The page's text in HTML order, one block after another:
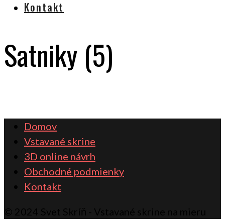
Kontakt
Satniky (5)
Domov
Vstavané skrine
3D online návrh
Obchodné podmienky
Kontakt
© 2024 Svet Skríň - Vstavané skrine na mieru